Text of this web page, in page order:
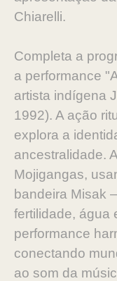
Chiarelli.
Completa a
a performance
artista indígena
1992). A ação
explora a
ancestralidade.
Mojigangas,
bandeira Misak
fertilidade, água
performance
conectando
ao som da